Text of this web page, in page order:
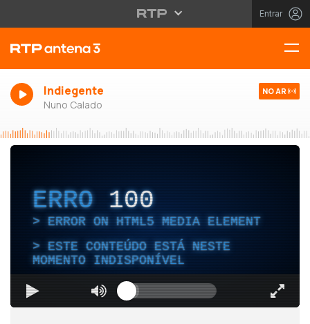
Entrar
Indiegente
Nuno Calado
NO AR
ERRO 100
ERROR ON HTML5 MEDIA ELEMENT
ESTE CONTEÚDO ESTÁ NESTE
MOMENTO INDISPONÍVEL